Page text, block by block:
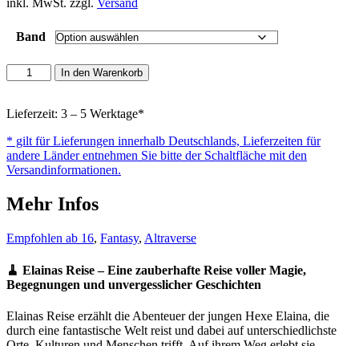
inkl. MwSt. zzgl. Versand
Band
Elainas
Reise
In den Warenkorb
Lieferzeit: 3 – 5 Werktage*
* gilt für Lieferungen innerhalb Deutschlands, Lieferzeiten für
andere Länder entnehmen Sie bitte der Schaltfläche mit den
Versandinformationen.
Mehr Infos
Empfohlen ab 16, Fantasy, Altraverse
🧹 Elainas Reise – Eine zauberhafte Reise voller Magie,
Begegnungen und unvergesslicher Geschichten
Elainas Reise erzählt die Abenteuer der jungen Hexe Elaina, die
durch eine fantastische Welt reist und dabei auf unterschiedlichste